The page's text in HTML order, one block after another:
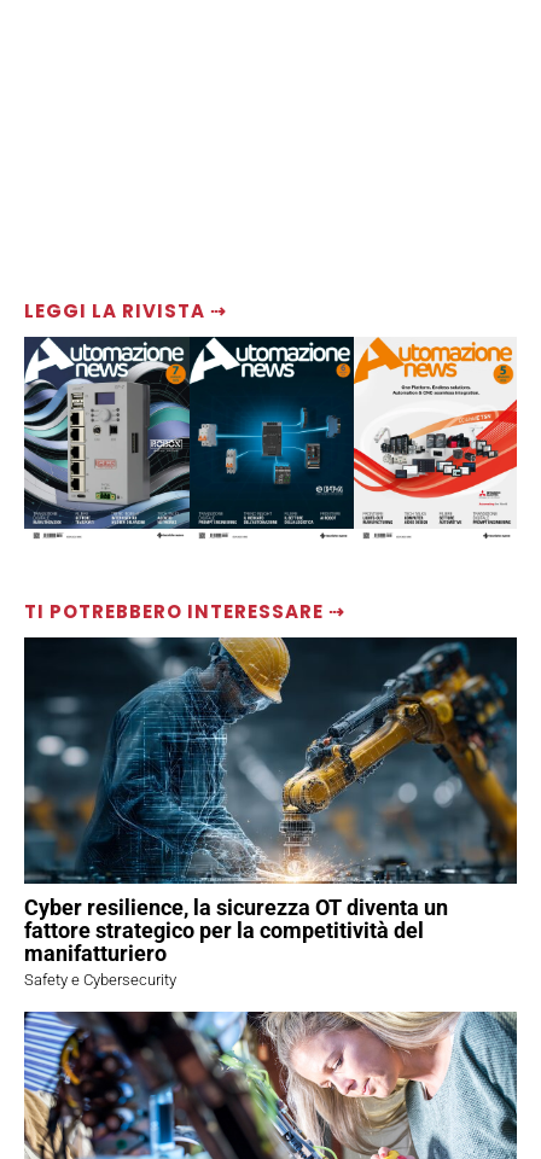
LEGGI LA RIVISTA ⇢
TI POTREBBERO INTERESSARE ⇢
Cyber resilience, la sicurezza OT diventa un
fattore strategico per la competitività del
manifatturiero
Safety e Cybersecurity